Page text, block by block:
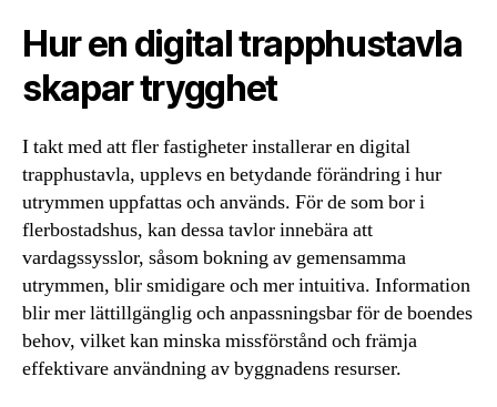
Hur en digital trapphustavla
skapar trygghet
I takt med att fler fastigheter installerar en digital
trapphustavla, upplevs en betydande förändring i hur
utrymmen uppfattas och används. För de som bor i
flerbostadshus, kan dessa tavlor innebära att
vardagssysslor, såsom bokning av gemensamma
utrymmen, blir smidigare och mer intuitiva. Information
blir mer lättillgänglig och anpassningsbar för de boendes
behov, vilket kan minska missförstånd och främja
effektivare användning av byggnadens resurser.